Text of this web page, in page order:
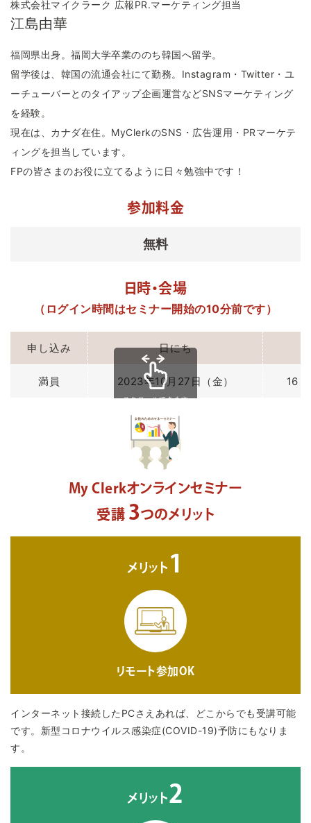
株式会社マイクラーク 広報PR.マーケティング担当
江島由華
福岡県出身。福岡大学卒業ののち韓国へ留学。
留学後は、韓国の流通会社にて勤務。Instagram・Twitter・ユ
ーチューバーとのタイアップ企画運営などSNSマーケティング
を経験。
現在は、カナダ在住。MyClerkのSNS・広告運用・PRマーケテ
ィングを担当しています。
FPの皆さまのお役に立てるように日々勉強中です！
参加料金
無料
日時・会場
（ログイン時間はセミナー開始の10分前です）
申し込み 日にち
満員 2023年10月27日（金） 16
スクロールできます
My Clerkオンラインセミナー
受講 3つのメリット
メリット 1
リモート参加OK
インターネット接続したPCさえあれば、どこからでも受講可能
です。新型コロナウイルス感染症(COVID-19)予防にもなりま
す。
メリット 2